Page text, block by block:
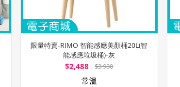
限量特賣-RIMO 智能感應美顏桶20L(智
能感應垃圾桶)-灰
$2,488 $3,980
常溫